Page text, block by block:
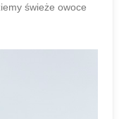
świeże owoce